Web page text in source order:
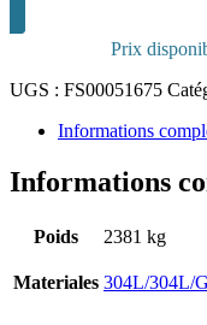
Prix
UGS : FS00051675
Informations
Informations
Poids 2381 kg
Materiales 304L/304L/